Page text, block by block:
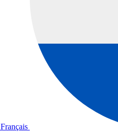
Français